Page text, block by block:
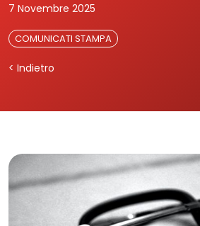
7 Novembre 2025
COMUNICATI STAMPA
< Indietro